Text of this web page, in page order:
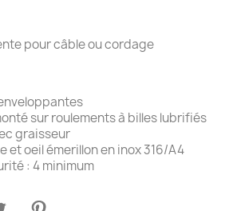
pour câble ou cordage
sur roulements à billes lubrifiés
graisseur
et oeil émerillon en inox 316/A4
: 4 minimum